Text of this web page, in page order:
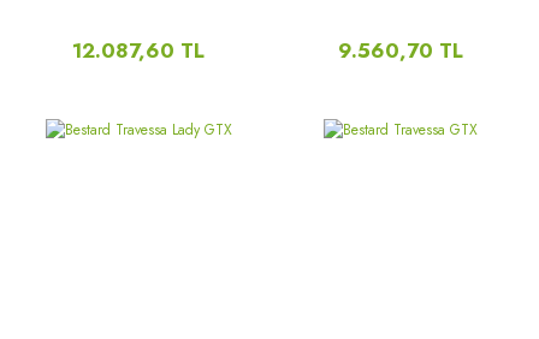
12.087,60 TL 9.560,70 TL